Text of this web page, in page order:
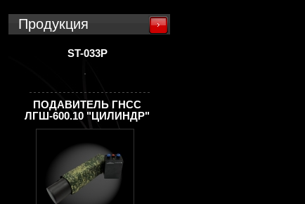
Продукция
ST-033P
ПОДАВИТЕЛЬ ГНСС
ЛГШ-600.10 "ЦИЛИНДР"